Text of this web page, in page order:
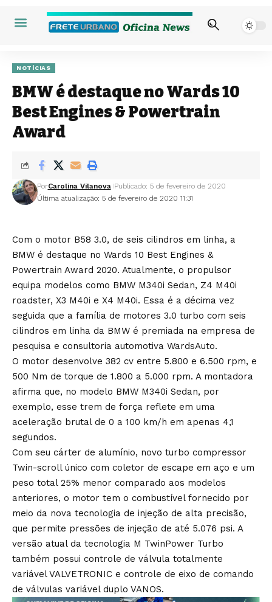
NOTÍCIAS
BMW é destaque no Wards 10
Best Engines & Powertrain
Award
Última atualização: 5 de fevereiro de 2020 11:31
PorCarolina Vilanova Publicado: 5 de fevereiro de 2020
Com o motor B58 3.0, de seis cilindros em linha, a
BMW é destaque no Wards 10 Best Engines &
Powertrain Award 2020. Atualmente, o propulsor
equipa modelos como BMW M340i Sedan, Z4 M40i
roadster, X3 M40i e X4 M40i. Essa é a décima vez
seguida que a família de motores 3.0 turbo com seis
cilindros em linha da BMW é premiada na empresa de
pesquisa e consultoria automotiva WardsAuto.
O motor desenvolve 382 cv entre 5.800 e 6.500 rpm, e
500 Nm de torque de 1.800 a 5.000 rpm. A montadora
afirma que, no modelo BMW M340i Sedan, por
exemplo, esse trem de força reflete em uma
aceleração brutal de 0 a 100 km/h em apenas 4,1
segundos.
Com seu cárter de alumínio, novo turbo compressor
Twin-scroll único com coletor de escape em aço e um
peso total 25% menor comparado aos modelos
anteriores, o motor tem o combustível fornecido por
meio da nova tecnologia de injeção de alta precisão,
que permite pressões de injeção de até 5.076 psi. A
versão atual da tecnologia M TwinPower Turbo
também possui controle de válvula totalmente
variável VALVETRONIC e controle de eixo de comando
de válvulas variável duplo VANOS.